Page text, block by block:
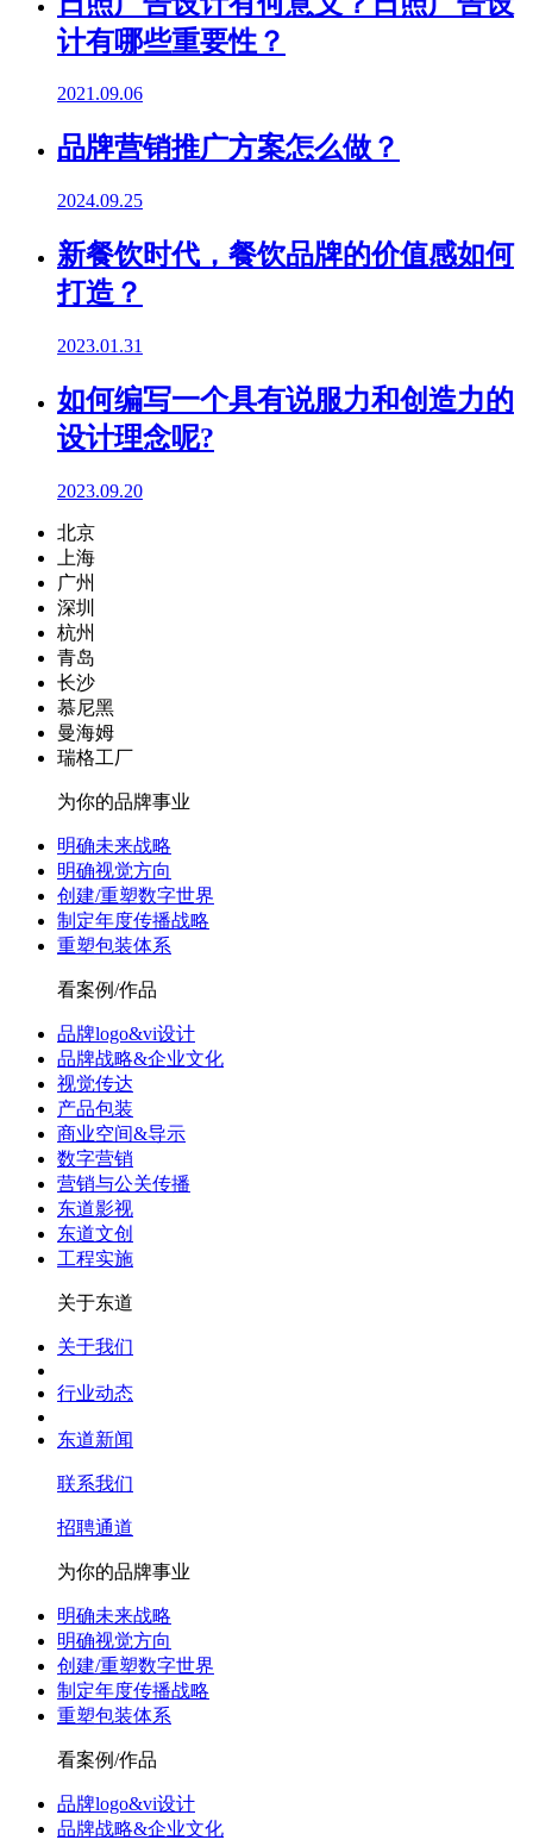
计有哪些重要性？
2021.09.06
品牌营销推广方案怎么做？
2024.09.25
新餐饮时代，餐饮品牌的价值感如何
打造？
2023.01.31
如何编写一个具有说服力和创造力的
设计理念呢?
2023.09.20
北京
上海
广州
深圳
杭州
青岛
长沙
慕尼黑
曼海姆
瑞格工厂
为你的品牌事业
明确未来战略
明确视觉方向
创建/重塑数字世界
制定年度传播战略
重塑包装体系
看案例/作品
品牌logo&vi设计
品牌战略&企业文化
视觉传达
产品包装
商业空间&导示
数字营销
营销与公关传播
东道影视
东道文创
工程实施
关于东道
关于我们
行业动态
东道新闻
联系我们
招聘通道
为你的品牌事业
明确未来战略
明确视觉方向
创建/重塑数字世界
制定年度传播战略
重塑包装体系
看案例/作品
品牌logo&vi设计
品牌战略&企业文化